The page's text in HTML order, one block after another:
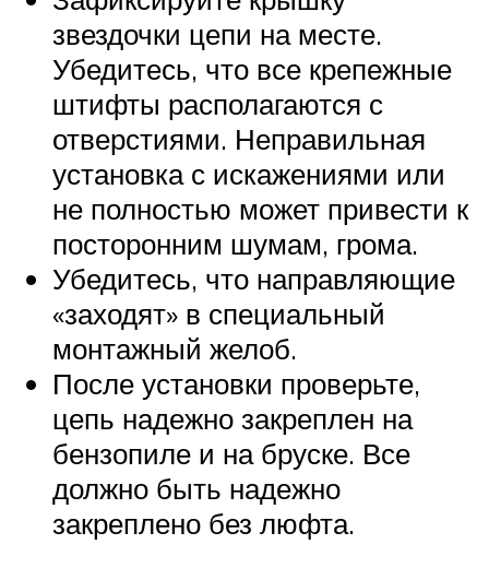
звездочки цепи на месте.
Убедитесь, что все крепежные
штифты располагаются с
отверстиями. Неправильная
установка с искажениями или
не полностью может привести к
посторонним шумам, грома.
Убедитесь, что направляющие
«заходят» в специальный
монтажный желоб.
После установки проверьте,
цепь надежно закреплен на
бензопиле и на бруске. Все
должно быть надежно
закреплено без люфта.